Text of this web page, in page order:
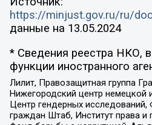
https://minjust.gov.ru/ru/
данные на 13.05.2024
* Сведения реестра НКО,
функции иностранного
Лилит, Правозащитная группа
Нижегородский центр немецкой
Центр гендерных
граждан Штаб, Институт права и